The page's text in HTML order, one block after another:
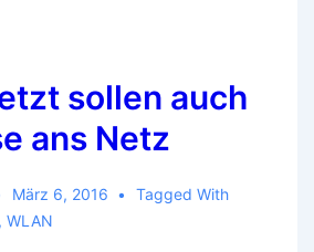
sollen auch
ans Netz
März 6, 2016
Tagged With
, WLAN